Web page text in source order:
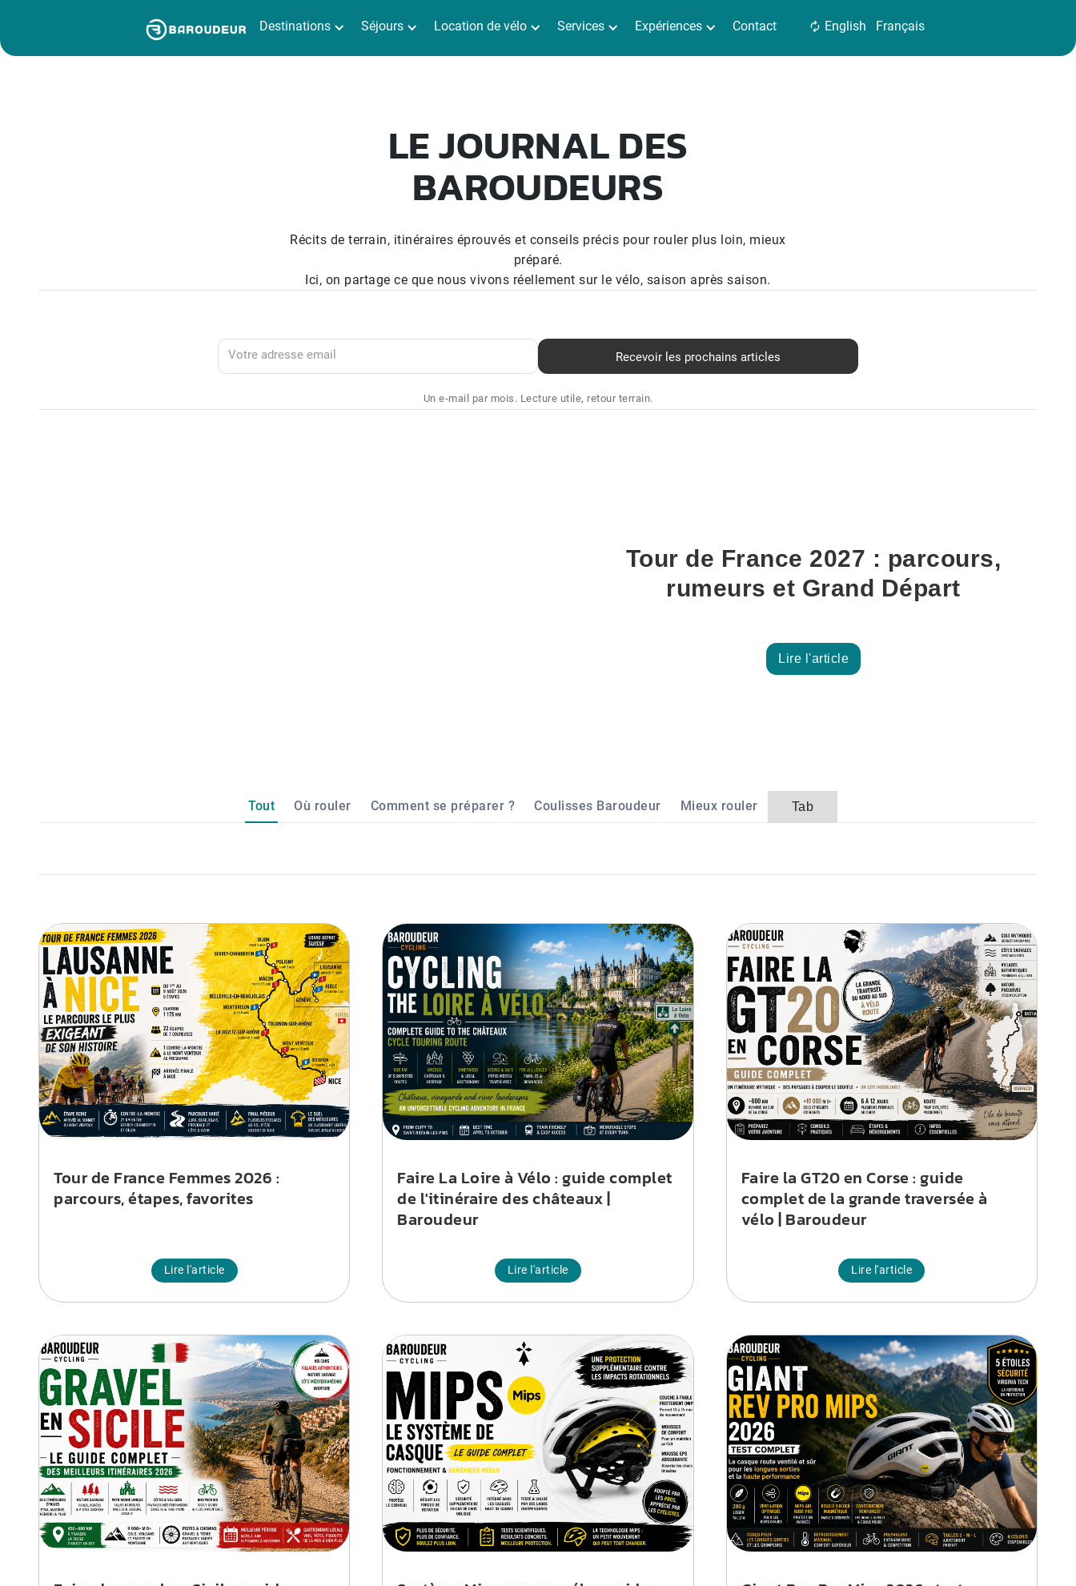
Destinations Séjours Location de vélo Services Expériences Contact English Français
LE JOURNAL DES
BAROUDEURS
Récits de terrain, itinéraires éprouvés et conseils précis pour rouler plus loin, mieux
préparé.
Ici, on partage ce que nous vivons réellement sur le vélo, saison après saison.
Un e-mail par mois. Lecture utile, retour terrain.
Tour de France 2027 : parcours,
rumeurs et Grand Départ
Lire l'article
Tout Où rouler Comment se préparer ? Coulisses Baroudeur Mieux rouler Tab
Tour de France Femmes 2026 :
parcours, étapes, favorites
Lire l'article
Faire La Loire à Vélo : guide complet
de l'itinéraire des châteaux |
Baroudeur
Lire l'article
Faire la GT20 en Corse : guide
complet de la grande traversée à
vélo | Baroudeur
Lire l'article